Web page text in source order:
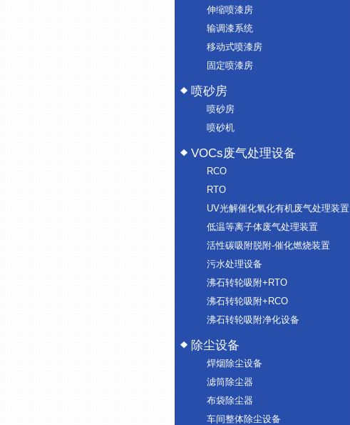
伸缩喷漆房
输调漆系统
移动式喷漆房
固定喷漆房
喷砂房
喷砂房
喷砂机
VOCs废气处理设备
RCO
RTO
UV光解催化氧化有机废气处理装置
低温等离子体废气处理装置
活性碳吸附脱附-催化燃烧装置
污水处理设备
沸石转轮吸附+RTO
沸石转轮吸附+RCO
沸石转轮吸附净化设备
除尘设备
焊烟除尘设备
滤筒除尘器
布袋除尘器
车间整体除尘设备